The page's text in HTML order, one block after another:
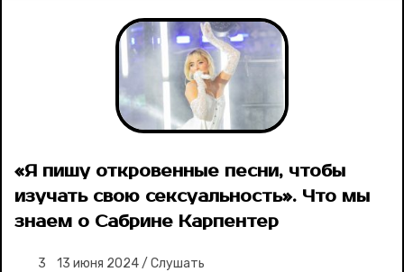
«Я пишу откровенные песни, чтобы
изучать свою сексуальность». Что мы
знаем о Сабрине Карпентер
3 13 июня 2024/ Слушать